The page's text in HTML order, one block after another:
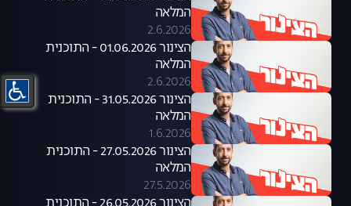
המלאה
2.6.2026
הצינור 01.06.2026 - התוכנית
המלאה
2.6.2026
הצינור 31.05.2026 - התוכנית
המלאה
1.6.2026
הצינור 27.05.2026 - התוכנית
המלאה
27.5.2026